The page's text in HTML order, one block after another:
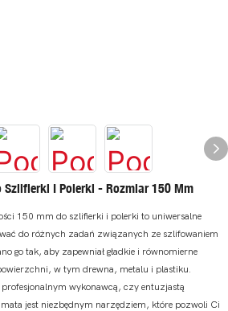
Szlifierki I Polerki - Rozmiar 150 Mm
150 mm do szlifierki i polerki to uniwersalne
do różnych zadań związanych ze szlifowaniem
go tak, aby zapewniał gładkie i równomierne
w tym drewna, metalu i plastiku.
profesjonalnym wykonawcą, czy entuzjastą
jest niezbędnym narzędziem, które pozwoli Ci